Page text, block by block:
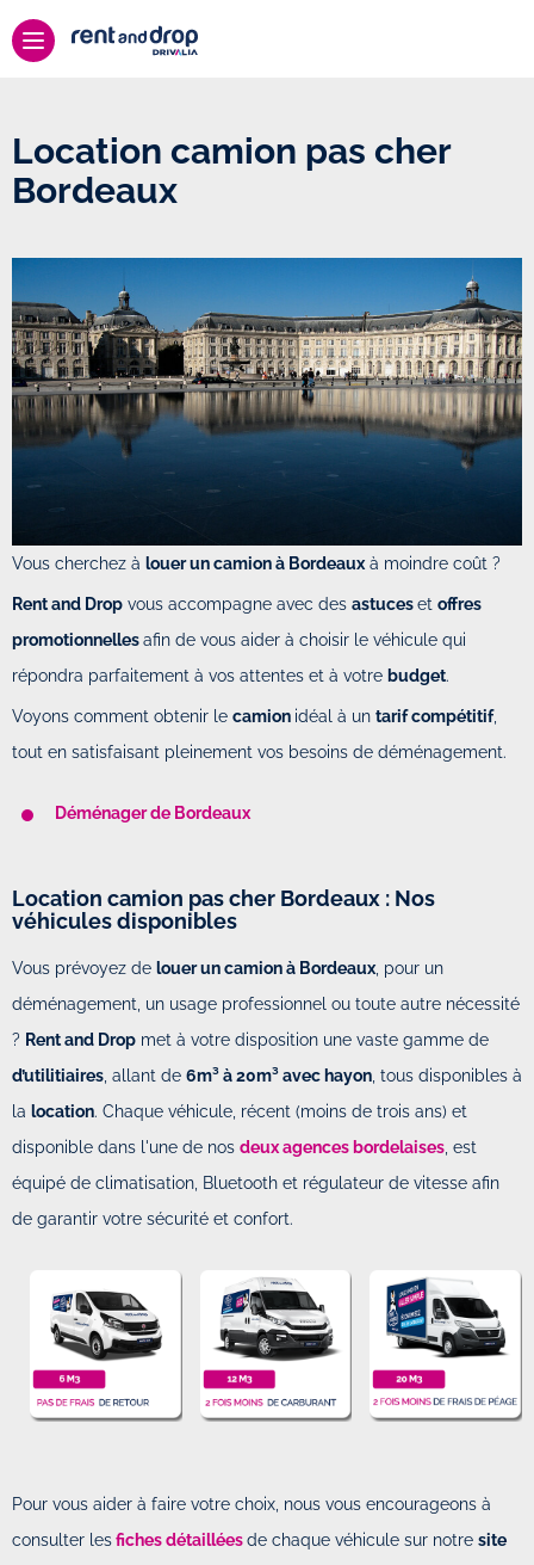
Location camion pas cher
Bordeaux
Vous cherchez à louer un camion à Bordeaux à moindre coût ?
Rent and Drop vous accompagne avec des astuceset offres
promotionnellesafin de vous aider à choisir le véhicule qui
répondra parfaitement à vos attentes et à votre budget.
Voyons comment obtenir le camion idéal à un tarif compétitif,
tout en satisfaisant pleinement vos besoins de déménagement.
Déménager de Bordeaux
Location camion pas cher Bordeaux : Nos
véhicules disponibles
Vous prévoyez de louer un camion à Bordeaux , pour un
déménagement, un usage professionnel ou toute autre nécessité
? Rent and Drop met à votre disposition une vaste gamme de
d’utilitiaires , allant de 6m³ à 20m³ avec hayon , tous disponibles à
la location. Chaque véhicule, récent (moins de trois ans) et
disponible dans l'une de nos deux agences bordelaises , est
équipé de climatisation, Bluetooth et régulateur de vitesse afin
de garantir votre sécurité et confort.
Pour vous aider à faire votre choix, nous vous encourageons à
consulter lesfiches détailléesde chaque véhicule sur notre site